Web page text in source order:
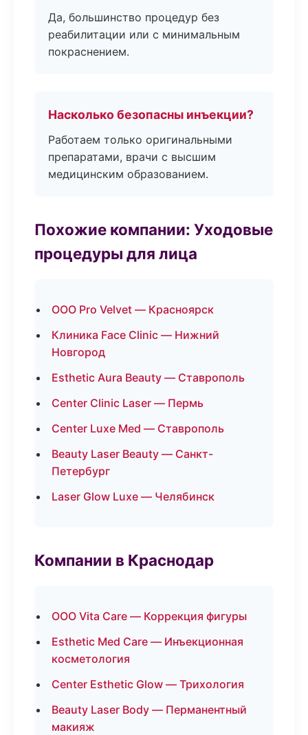
Да, большинство процедур без
реабилитации или с минимальным
покраснением.
Насколько безопасны инъекции?
Работаем только оригинальными
препаратами, врачи с высшим
медицинским образованием.
Похожие компании: Уходовые
процедуры для лица
ООО Pro Velvet — Красноярск
Клиника Face Clinic — Нижний
Новгород
Esthetic Aura Beauty — Ставрополь
Center Clinic Laser — Пермь
Center Luxe Med — Ставрополь
Beauty Laser Beauty — Санкт-
Петербург
Laser Glow Luxe — Челябинск
Компании в Краснодар
ООО Vita Care — Коррекция фигуры
Esthetic Med Care — Инъекционная
косметология
Center Esthetic Glow — Трихология
Beauty Laser Body — Перманентный
макияж